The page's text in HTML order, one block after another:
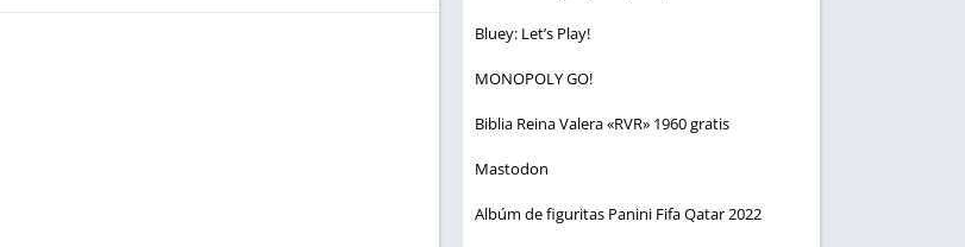
Bluey: Let’s Play!
MONOPOLY GO!
Biblia Reina Valera «RVR» 1960 gratis
Mastodon
Albúm de figuritas Panini Fifa Qatar 2022